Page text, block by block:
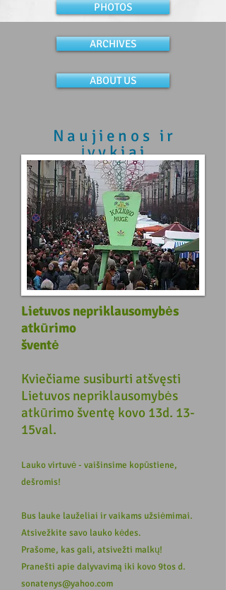
ARCHIVES
PHOTOS
ABOUT US
​Naujienos ir
įvykiai
Lietuvos nepriklausomybės
atkūrimo
šventė
​Kviečiame susiburti atšvęsti
Lietuvos nepriklausomybės
atkūrimo šventę kovo 13d. 13-
15val.
Lauko virtuvė - vaišinsime kopūstiene,
dešromis!
Bus lauke lauželiai ir vaikams užsiėmimai.
Atsivežkite savo lauko kėdes.
Prašome, kas gali, atsivežti malkų!
Pranešti apie dalyvavimą iki kovo 9tos d.
sonatenys@yahoo.com